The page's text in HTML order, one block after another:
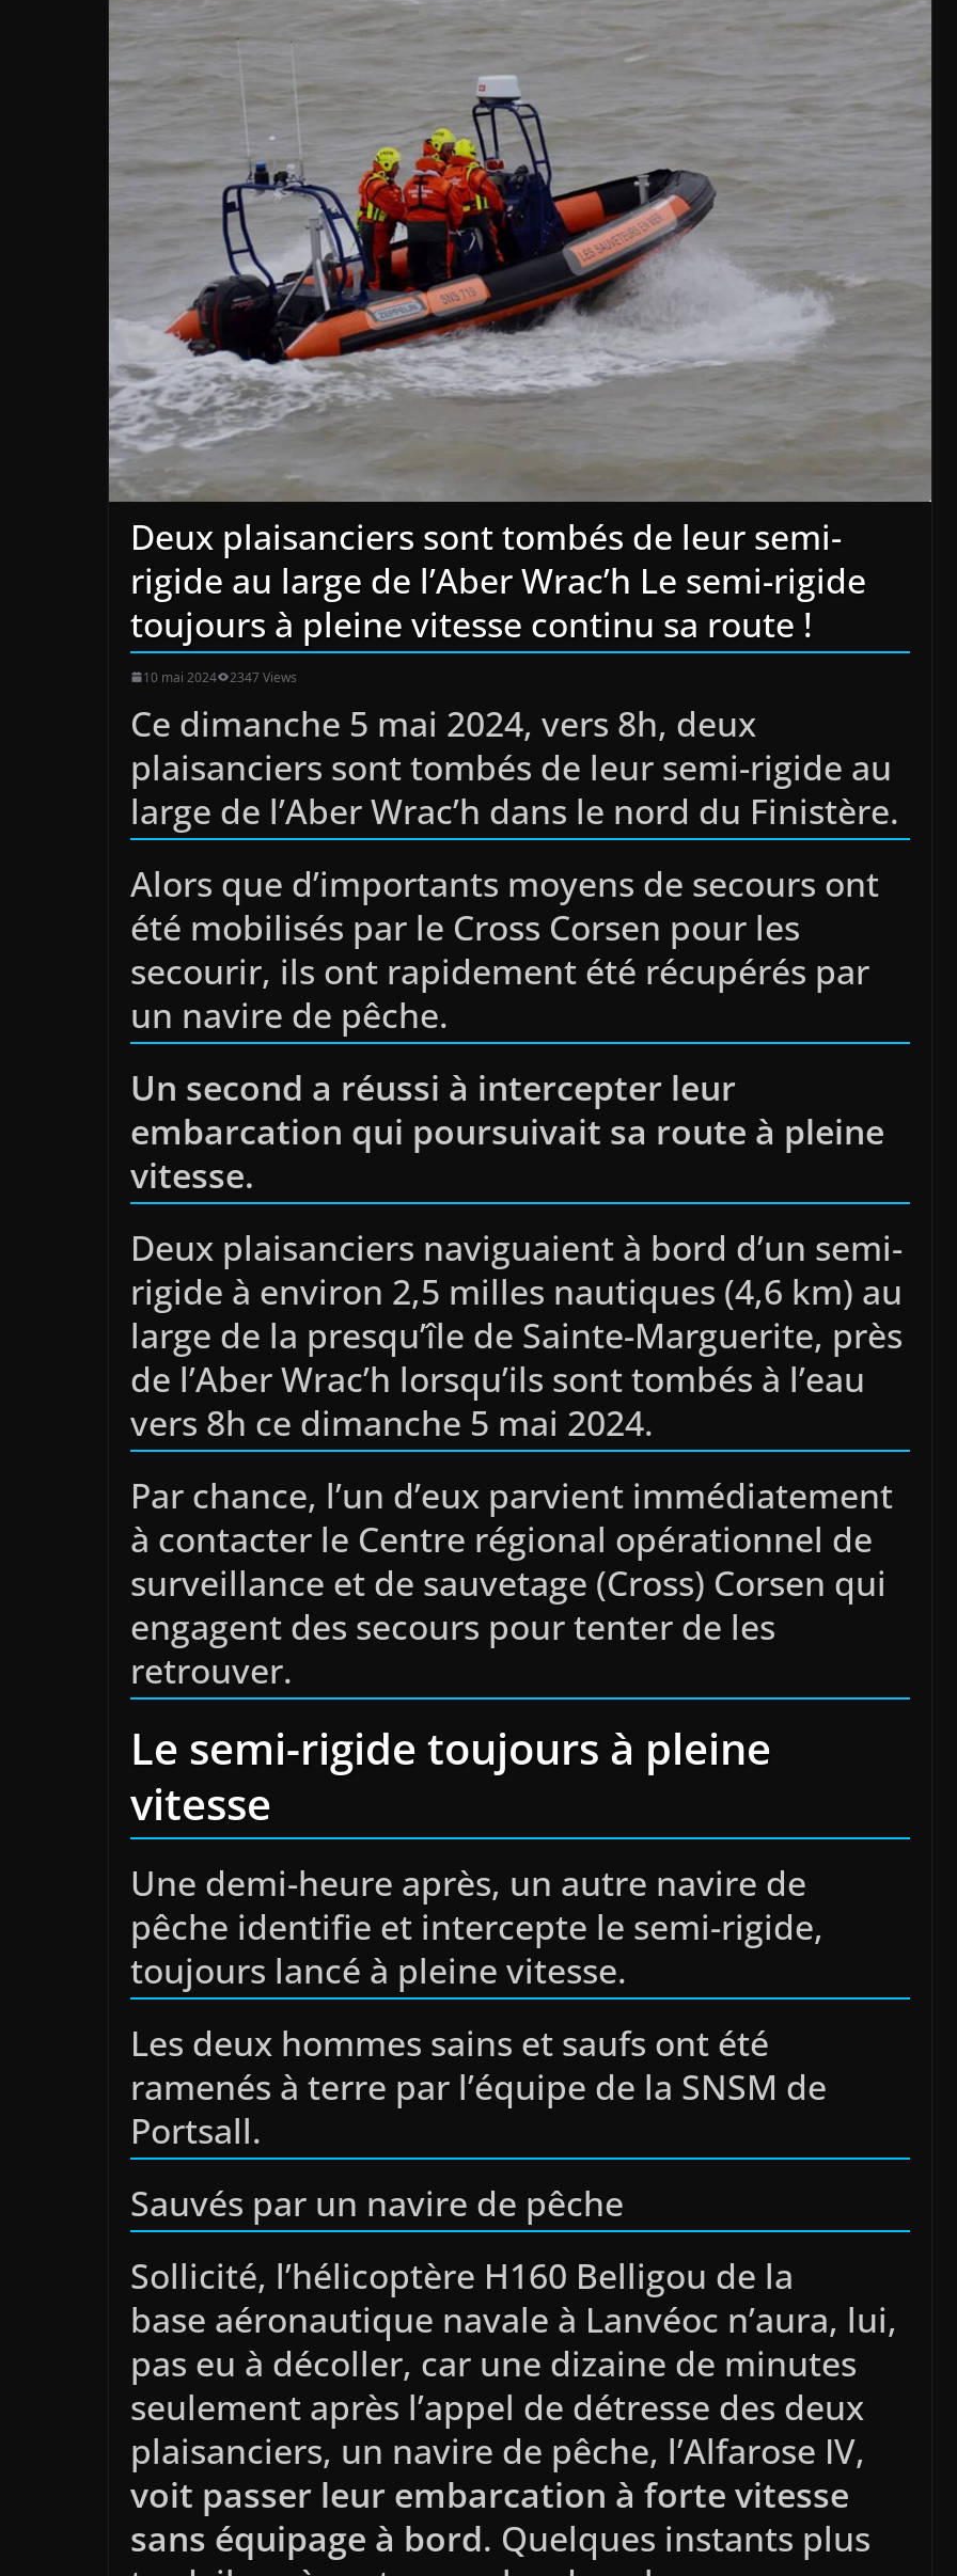
Deux plaisanciers sont tombés de leur semi-
rigide au large de l’Aber Wrac’h Le semi-rigide
toujours à pleine vitesse continu sa route !
10 mai 2024 2347 Views
Ce dimanche 5 mai 2024, vers 8h, deux
plaisanciers sont tombés de leur semi-rigide au
large de l’Aber Wrac’h dans le nord du Finistère.
Alors que d’importants moyens de secours ont
été mobilisés par le Cross Corsen pour les
secourir, ils ont rapidement été récupérés par
un navire de pêche.
Un second a réussi à intercepter leur
embarcation qui poursuivait sa route à pleine
vitesse.
Deux plaisanciers naviguaient à bord d’un semi-
rigide à environ 2,5 milles nautiques (4,6 km) au
large de la presqu’île de Sainte-Marguerite, près
de l’Aber Wrac’h lorsqu’ils sont tombés à l’eau
vers 8h ce dimanche 5 mai 2024.
Par chance, l’un d’eux parvient immédiatement
à contacter le Centre régional opérationnel de
surveillance et de sauvetage (Cross) Corsen qui
engagent des secours pour tenter de les
retrouver.
Le semi-rigide toujours à pleine
vitesse
Une demi-heure après, un autre navire de
pêche identifie et intercepte le semi-rigide,
toujours lancé à pleine vitesse.
Les deux hommes sains et saufs ont été
ramenés à terre par l’équipe de la SNSM de
Portsall.
Sauvés par un navire de pêche
Sollicité, l’hélicoptère H160 Belligou de la
base aéronautique navale à Lanvéoc n’aura, lui,
pas eu à décoller, car une dizaine de minutes
seulement après l’appel de détresse des deux
plaisanciers, un navire de pêche, l’Alfarose IV,
voit passer leur embarcation à forte vitesse
sans équipage à bord. Quelques instants plus